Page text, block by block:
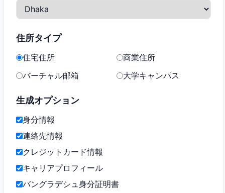
住所タイプ
住宅住所
商業住所
バーチャル邮箱
大学キャンパス
生成オプション
身分情報
連絡先情報
クレジットカード情報
キャリアプロフィール
バングラデシュ身分証明書